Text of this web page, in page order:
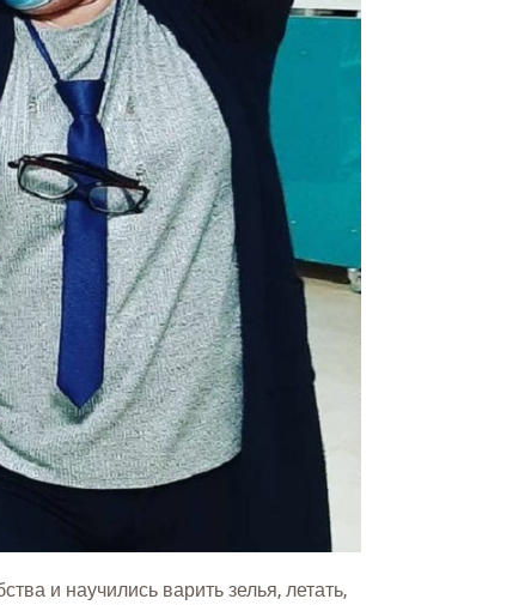
и научились варить зелья, летать,